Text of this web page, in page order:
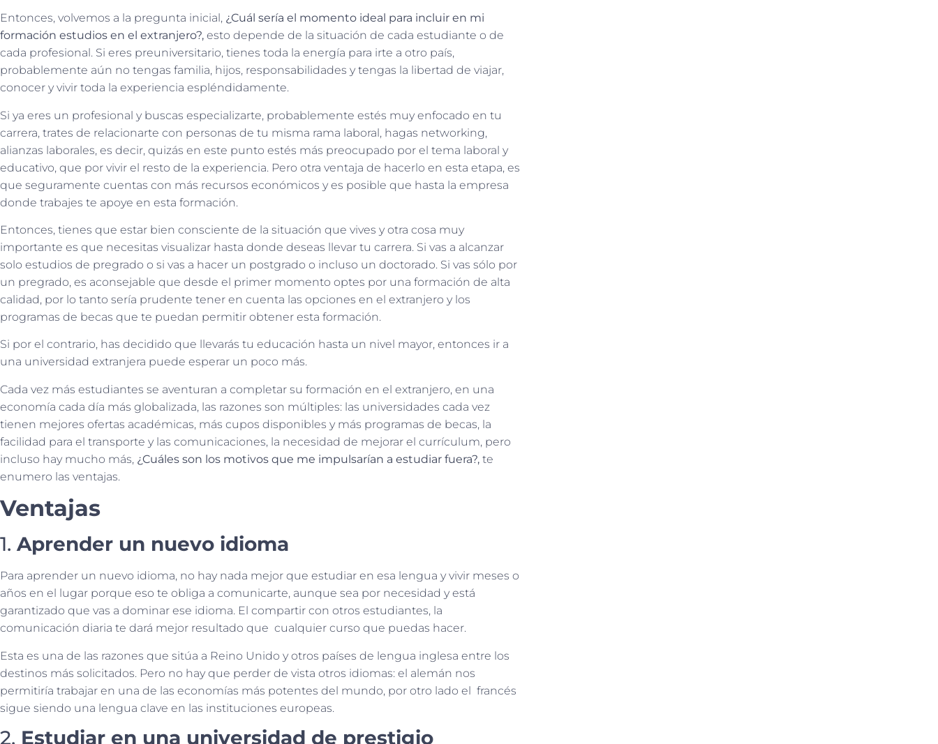
Entonces, volvemos a la pregunta inicial, ¿Cuál sería el momento ideal para incluir en mi
formación estudios en el extranjero?, esto depende de la situación de cada estudiante o de
cada profesional. Si eres preuniversitario, tienes toda la energía para irte a otro país,
probablemente aún no tengas familia, hijos, responsabilidades y tengas la libertad de viajar,
conocer y vivir toda la experiencia espléndidamente.
Si ya eres un profesional y buscas especializarte, probablemente estés muy enfocado en tu
carrera, trates de relacionarte con personas de tu misma rama laboral, hagas networking,
alianzas laborales, es decir, quizás en este punto estés más preocupado por el tema laboral y
educativo, que por vivir el resto de la experiencia. Pero otra ventaja de hacerlo en esta etapa, es
que seguramente cuentas con más recursos económicos y es posible que hasta la empresa
donde trabajes te apoye en esta formación.
Entonces, tienes que estar bien consciente de la situación que vives y otra cosa muy
importante es que necesitas visualizar hasta donde deseas llevar tu carrera. Si vas a alcanzar
solo estudios de pregrado o si vas a hacer un postgrado o incluso un doctorado. Si vas sólo por
un pregrado, es aconsejable que desde el primer momento optes por una formación de alta
calidad, por lo tanto sería prudente tener en cuenta las opciones en el extranjero y los
programas de becas que te puedan permitir obtener esta formación.
Si por el contrario, has decidido que llevarás tu educación hasta un nivel mayor, entonces ir a
una universidad extranjera puede esperar un poco más.
Cada vez más estudiantes se aventuran a completar su formación en el extranjero, en una
economía cada día más globalizada, las razones son múltiples: las universidades cada vez
tienen mejores ofertas académicas, más cupos disponibles y más programas de becas, la
facilidad para el transporte y las comunicaciones, la necesidad de mejorar el currículum, pero
incluso hay mucho más, ¿Cuáles son los motivos que me impulsarían a estudiar fuera?, te
enumero las ventajas.
Ventajas
1. Aprender un nuevo idioma
Para aprender un nuevo idioma, no hay nada mejor que estudiar en esa lengua y vivir meses o
años en el lugar porque eso te obliga a comunicarte, aunque sea por necesidad y está
garantizado que vas a dominar ese idioma. El compartir con otros estudiantes, la
comunicación diaria te dará mejor resultado que cualquier curso que puedas hacer.
Esta es una de las razones que sitúa a Reino Unido y otros países de lengua inglesa entre los
destinos más solicitados. Pero no hay que perder de vista otros idiomas: el alemán nos
permitiría trabajar en una de las economías más potentes del mundo, por otro lado el francés
sigue siendo una lengua clave en las instituciones europeas.
2. Estudiar en una universidad de prestigio